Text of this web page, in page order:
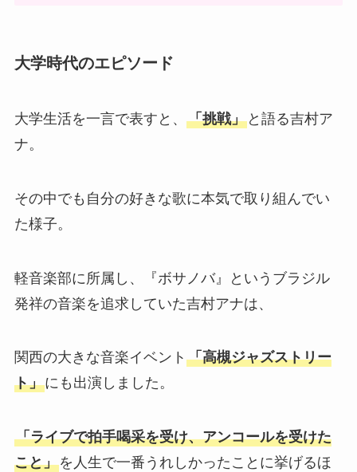
大学時代のエピソード
大学生活を一言で表すと、 「挑戦」と語る吉村ア
ナ。
その中でも自分の好きな歌に本気で取り組んでい
た様子。
軽音楽部に所属し、『ボサノバ』というブラジル
発祥の音楽を追求していた吉村アナは、
関西の大きな音楽イベント 「高槻ジャズストリー
ト」にも出演しました。
「ライブで拍手喝采を受け、アンコールを受けた
こと」を人生で一番うれしかったことに挙げるほ